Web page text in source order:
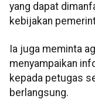
yang dapat
kebijakan
Ia juga meminta
menyampaikan
kepada petugas
berlangsung.